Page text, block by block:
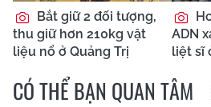
Bắt giữ 2 đối tượng,
thu giữ hơn 210kg vật
liệu nổ ở Quảng Trị
ADN
liệt sĩ
CÓ THỂ BẠN QUAN TÂM